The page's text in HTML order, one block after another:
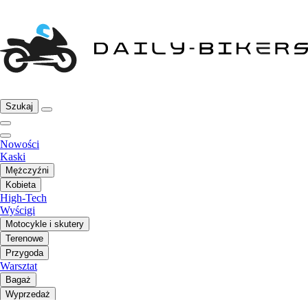
Szukaj
Nowości
Kaski
Mężczyźni
Kobieta
High-Tech
Wyścigi
Motocykle i skutery
Terenowe
Przygoda
Warsztat
Bagaż
Wyprzedaż